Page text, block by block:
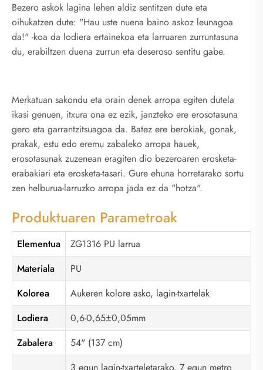
Bezero askok lagina lehen aldiz sentitzen dute eta
oihukatzen dute: "Hau uste nuena baino askoz leunagoa
da!" -koa da lodiera ertainekoa eta larruaren zurruntasuna
du, erabiltzen duena zurrun eta deseroso sentitu gabe.
Merkatuan sakondu eta orain denek arropa egiten dutela
ikasi genuen, itxura ona ez ezik, janzteko ere erosotasuna
gero eta garrantzitsuagoa da. Batez ere berokiak, gonak,
prakak, estu edo eremu zabaleko arropa hauek,
erosotasunak zuzenean eragiten dio bezeroaren erosketa-
erabakiari eta erosketa-tasari. Gure ehuna horretarako sortu
zen helburua-larruzko arropa jada ez da "hotza".
Produktuaren Parametroak
Elementua
ZG1316 PU larrua
Materiala
PU
Kolorea
Aukeren kolore asko, lagin-txartelak
Lodiera
0,6-0,65±0,05mm
Zabalera
54" (137 cm)